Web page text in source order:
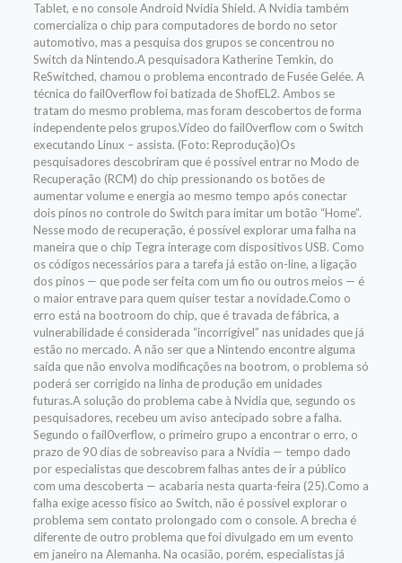
Tablet, e no console Android Nvidia Shield. A Nvidia também
comercializa o chip para computadores de bordo no setor
automotivo, mas a pesquisa dos grupos se concentrou no
Switch da Nintendo.A pesquisadora Katherine Temkin, do
ReSwitched, chamou o problema encontrado de Fusée Gelée. A
técnica do fail0verflow foi batizada de ShofEL2. Ambos se
tratam do mesmo problema, mas foram descobertos de forma
independente pelos grupos.Vídeo do fail0verflow com o Switch
executando Linux – assista. (Foto: Reprodução)Os
pesquisadores descobriram que é possível entrar no Modo de
Recuperação (RCM) do chip pressionando os botões de
aumentar volume e energia ao mesmo tempo após conectar
dois pinos no controle do Switch para imitar um botão “Home”.
Nesse modo de recuperação, é possível explorar uma falha na
maneira que o chip Tegra interage com dispositivos USB. Como
os códigos necessários para a tarefa já estão on-line, a ligação
dos pinos — que pode ser feita com um fio ou outros meios — é
o maior entrave para quem quiser testar a novidade.Como o
erro está na bootroom do chip, que é travada de fábrica, a
vulnerabilidade é considerada “incorrigível” nas unidades que já
estão no mercado. A não ser que a Nintendo encontre alguma
saída que não envolva modificações na bootrom, o problema só
poderá ser corrigido na linha de produção em unidades
futuras.A solução do problema cabe à Nvidia que, segundo os
pesquisadores, recebeu um aviso antecipado sobre a falha.
Segundo o fail0verflow, o primeiro grupo a encontrar o erro, o
prazo de 90 dias de sobreaviso para a Nvidia — tempo dado
por especialistas que descobrem falhas antes de ir a público
com uma descoberta — acabaria nesta quarta-feira (25).Como a
falha exige acesso físico ao Switch, não é possível explorar o
problema sem contato prolongado com o console. A brecha é
diferente de outro problema que foi divulgado em um evento
em janeiro na Alemanha. Na ocasião, porém, especialistas já